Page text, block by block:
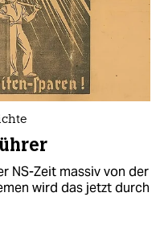
NS-Zeit massiv von der
wird das jetzt durch